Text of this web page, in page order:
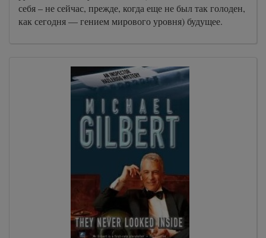
себя – не сейчас, прежде, когда еще не был так голоден,
как сегодня — гением мирового уровня) будущее.